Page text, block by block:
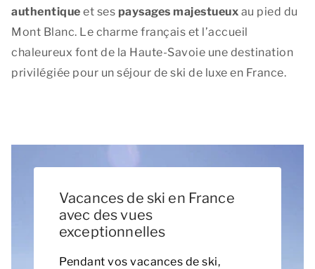
authentique et ses paysages majestueux au pied du
Mont Blanc. Le charme français et l’accueil
chaleureux font de la Haute-Savoie une destination
privilégiée pour un séjour de ski de luxe en France.
Vacances de ski en France
avec des vues
exceptionnelles
Pendant vos vacances de ski,